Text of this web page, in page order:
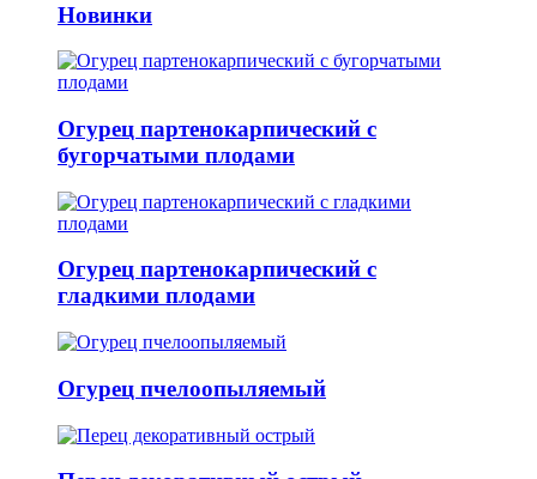
Новинки
Огурец партенокарпический с
бугорчатыми плодами
Огурец партенокарпический с
гладкими плодами
Огурец пчелоопыляемый